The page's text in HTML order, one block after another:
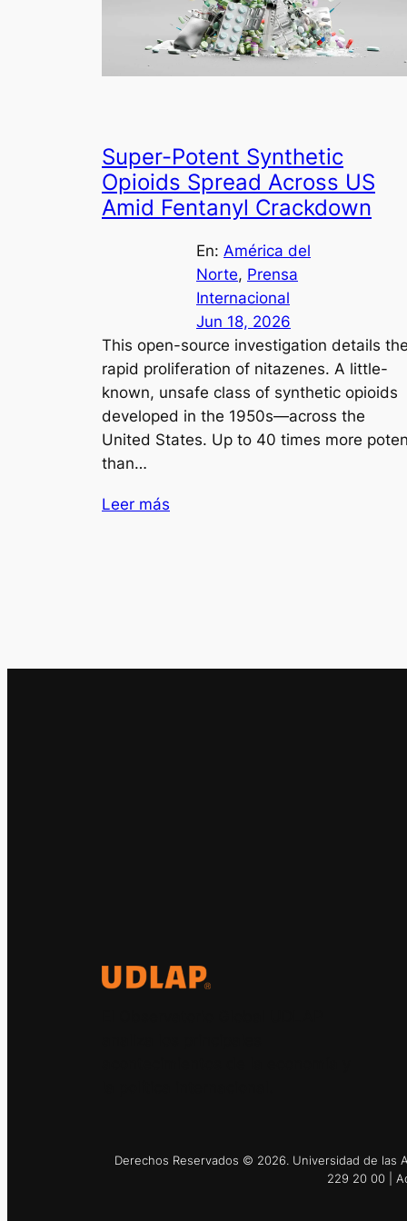
Super-Potent Synthetic
Opioids Spread Across US
Amid Fentanyl Crackdown
En: América del
Norte, Prensa
Internacional
Jun 18, 2026
This open-source investigation details
rapid proliferation of nitazenes. A little-
known, unsafe class of synthetic opioids
developed in the 1950s—across the
United States. Up to 40 times more
than…
Leer más
Derechos Reservados © 2026. Universidad de las
229 20 00 |